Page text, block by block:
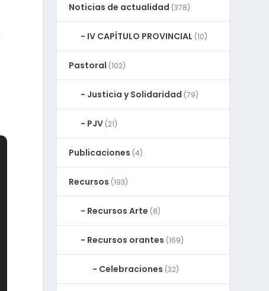
Noticias de actualidad (378)
IV CAPÍTULO PROVINCIAL (10)
Pastoral (102)
Justicia y Solidaridad (79)
PJV (21)
Publicaciones (4)
Recursos (193)
Recursos Arte (8)
Recursos orantes (169)
Celebraciones (32)